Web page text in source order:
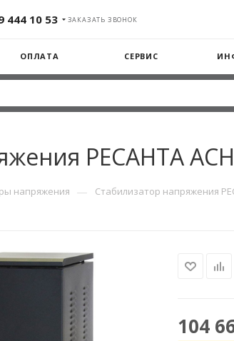
444 10 53 ЗАКАЗАТЬ ЗВОНОК
ОПЛАТА СЕРВИС
РЕСАНТА
напряжения — Стабилизатор напряжения
104